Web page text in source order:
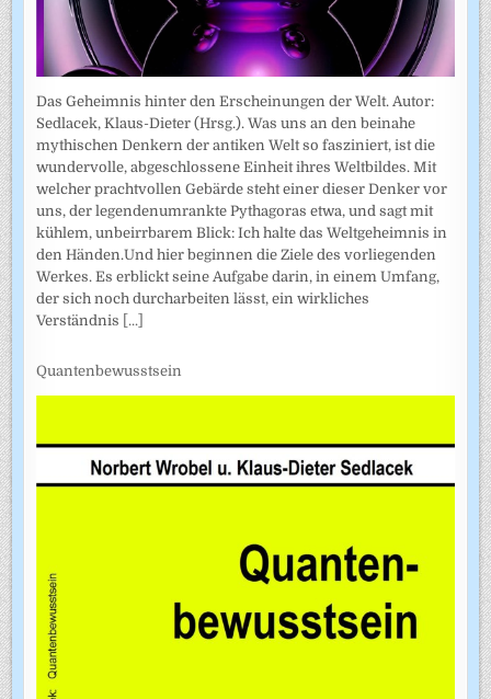
Das Geheimnis hinter den Erscheinungen der Welt. Autor:
Sedlacek, Klaus-Dieter (Hrsg.). Was uns an den beinahe
mythischen Denkern der antiken Welt so fasziniert, ist die
wundervolle, abgeschlossene Einheit ihres Weltbildes. Mit
welcher prachtvollen Gebärde steht einer dieser Denker vor
uns, der legendenumrankte Pythagoras etwa, und sagt mit
kühlem, unbeirrbarem Blick: Ich halte das Weltgeheimnis in
den Händen.Und hier beginnen die Ziele des vorliegenden
Werkes. Es erblickt seine Aufgabe darin, in einem Umfang,
der sich noch durcharbeiten lässt, ein wirkliches
Verständnis [...]
Quantenbewusstsein